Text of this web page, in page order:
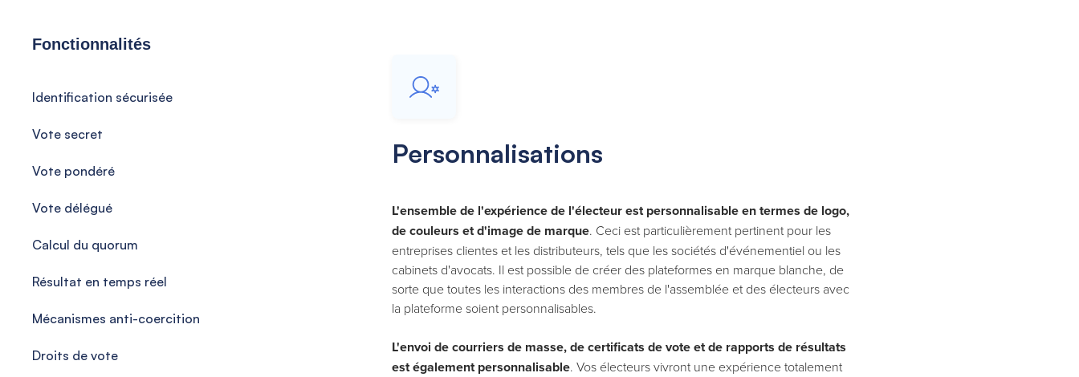
Fonctionnalités
Identification sécurisée
Vote secret
Vote pondéré
Vote délégué
Calcul du quorum
Résultat en temps réel
Mécanismes anti-coercition
Droits de vote
Personnalisations
L'ensemble de l'expérience de l'électeur est personnalisable en termes de logo,
de couleurs et d'image de marque. Ceci est particulièrement pertinent pour les
entreprises clientes et les distributeurs, tels que les sociétés d'événementiel ou les
cabinets d'avocats. Il est possible de créer des plateformes en marque blanche, de
sorte que toutes les interactions des membres de l'assemblée et des électeurs avec
la plateforme soient personnalisables.
L'envoi de courriers de masse, de certificats de vote et de rapports de résultats
est également personnalisable. Vos électeurs vivront une expérience totalement